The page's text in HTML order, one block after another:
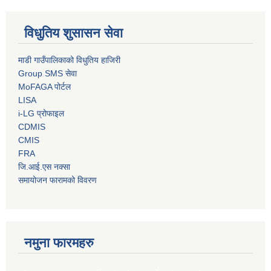
विधुतिय शुसासन सेवा
माडी गाउँपालिकाको विधुतिय हाजिरी
Group SMS सेवा
MoFAGA पोर्टल
LISA
i-LG प्रोफाइल
CDMIS
CMIS
FRA
जि.आई.एस नक्सा
समायोजन फारामको विवरण
नमुना फारमहरु